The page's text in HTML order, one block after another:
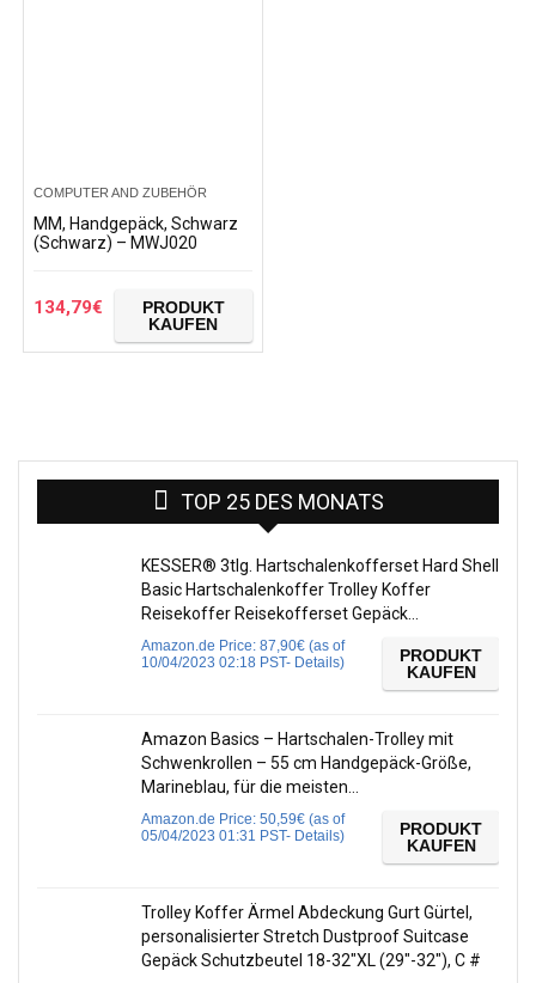
COMPUTER AND ZUBEHÖR
MM, Handgepäck, Schwarz
(Schwarz) – MWJ020
134,79€
PRODUKT
KAUFEN
TOP 25 DES MONATS
KESSER® 3tlg. Hartschalenkofferset Hard Shell
Basic Hartschalenkoffer Trolley Koffer
Reisekoffer Reisekofferset Gepäck…
Amazon.de Price: 87,90€ (as of
10/04/2023 02:18 PST- Details)
PRODUKT
KAUFEN
Amazon Basics – Hartschalen-Trolley mit
Schwenkrollen – 55 cm Handgepäck-Größe,
Marineblau, für die meisten…
Amazon.de Price: 50,59€ (as of
05/04/2023 01:31 PST- Details)
PRODUKT
KAUFEN
Trolley Koffer Ärmel Abdeckung Gurt Gürtel,
personalisierter Stretch Dustproof Suitcase
Gepäck Schutzbeutel 18-32″XL (29″-32″), C #